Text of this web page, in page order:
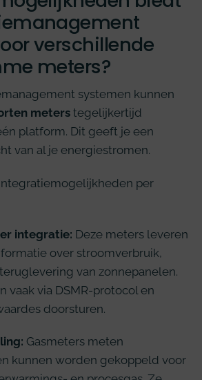
verschillende
meters?
systemen kunnen
meters tegelijkertijd
platform. Dit geeft je een
van al je energiestromen.
per
integratie: Deze meters leveren
over stroomverbruik,
van zonnepanelen.
vaak via DSMR-protocol en
doorsturen.
Gasmeters meten
kunnen worden gekoppeld voor